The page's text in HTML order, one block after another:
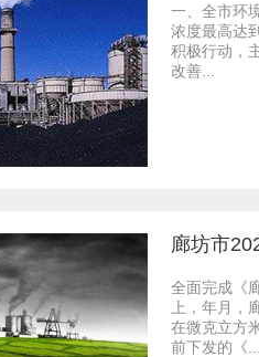
一、全市环
浓度最高达
积极行动，
改善...
廊坊市
全面完成《
上，年月
在微克立方
前下发的《